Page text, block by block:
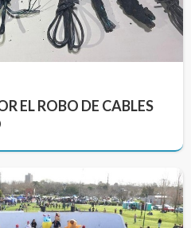
EL ROBO DE CABLES